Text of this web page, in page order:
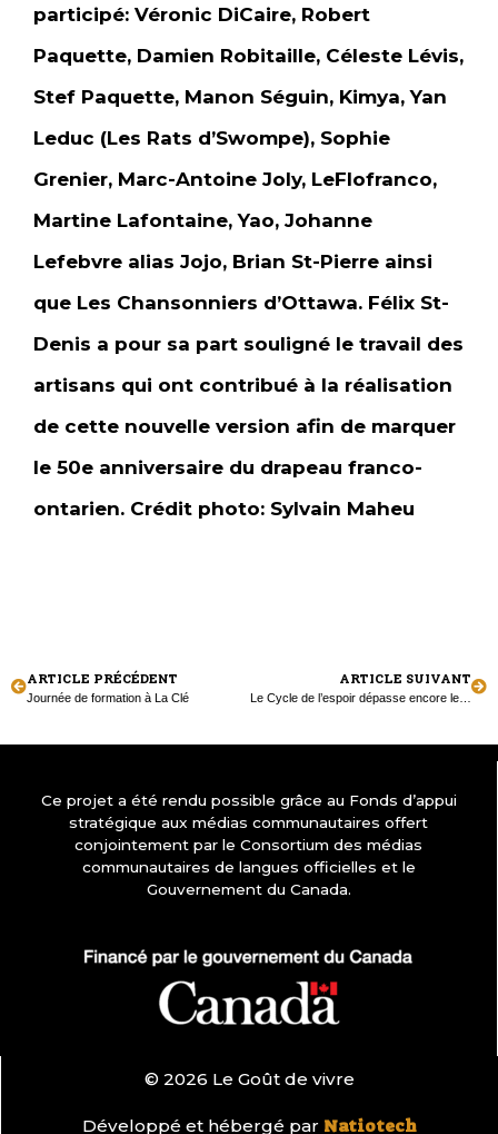
participé: Véronic DiCaire, Robert
Paquette, Damien Robitaille, Céleste Lévis,
Stef Paquette, Manon Séguin, Kimya, Yan
Leduc (Les Rats d’Swompe), Sophie
Grenier, Marc-Antoine Joly, LeFlofranco,
Martine Lafontaine, Yao, Johanne
Lefebvre alias Jojo, Brian St-Pierre ainsi
que Les Chansonniers d’Ottawa. Félix St-
Denis a pour sa part souligné le travail des
artisans qui ont contribué à la réalisation
de cette nouvelle version afin de marquer
le 50e anniversaire du drapeau franco-
ontarien. Crédit photo: Sylvain Maheu
ARTICLE PRÉCÉDENT
Journée de formation à La Clé
ARTICLE SUIVANT
Le Cycle de l’espoir dépasse encore les attentes
Ce projet a été rendu possible grâce au Fonds d’appui
stratégique aux médias communautaires offert
conjointement par le Consortium des médias
communautaires de langues officielles et le
Gouvernement du Canada.
© 2026 Le Goût de vivre
Développé et hébergé par Natiotech